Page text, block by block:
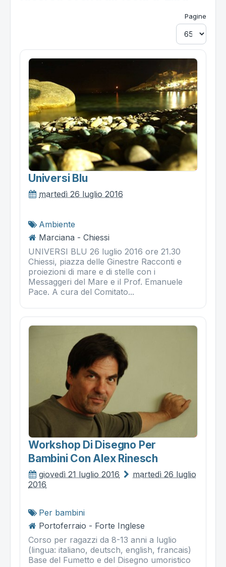
Pagine
Universi Blu
martedì 26 luglio 2016
Ambiente
Marciana - Chiessi
UNIVERSI BLU 26 luglio 2016 ore 21.30
Chiessi, piazza delle Ginestre Racconti e
proiezioni di mare e di stelle con i
Messaggeri del Mare e il Prof. Emanuele
Pace. A cura del Comitato...
Workshop Di Disegno Per
Bambini Con Alex Rinesch
giovedì 21 luglio 2016
martedì 26 luglio
2016
Per bambini
Portoferraio - Forte Inglese
Corso per ragazzi da 8-13 anni a luglio
(lingua: italiano, deutsch, english, francais)
Base del Fumetto e del Disegno umoristico